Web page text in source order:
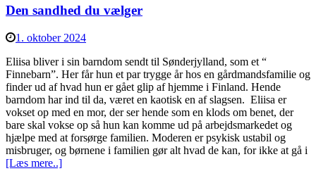
Den sandhed du vælger
1. oktober 2024
Eliisa bliver i sin barndom sendt til Sønderjylland, som et “
Finnebarn”. Her får hun et par trygge år hos en gårdmandsfamilie og
finder ud af hvad hun er gået glip af hjemme i Finland. Hende
barndom har ind til da, været en kaotisk en af slagsen. Eliisa er
vokset op med en mor, der ser hende som en klods om benet, der
bare skal vokse op så hun kan komme ud på arbejdsmarkedet og
hjælpe med at forsørge familien. Moderen er psykisk ustabil og
misbruger, og børnene i familien gør alt hvad de kan, for ikke at gå i
[Læs mere..]